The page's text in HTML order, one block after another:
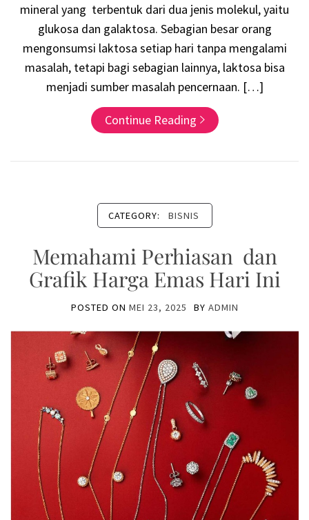
mineral yang terbentuk dari dua jenis molekul, yaitu
glukosa dan galaktosa. Sebagian besar orang
mengonsumsi laktosa setiap hari tanpa mengalami
masalah, tetapi bagi sebagian lainnya, laktosa bisa
menjadi sumber masalah pencernaan. […]
Continue Reading
CATEGORY: BISNIS
Memahami Perhiasan dan
Grafik Harga Emas Hari Ini
POSTED ON MEI 23, 2025 BY ADMIN